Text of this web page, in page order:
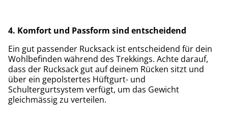
4. Komfort und Passform sind entscheidend
Ein gut passender Rucksack ist entscheidend für dein
Wohlbefinden während des Trekkings. Achte darauf,
dass der Rucksack gut auf deinem Rücken sitzt und
über ein gepolstertes Hüftgurt- und
Schultergurtsystem verfügt, um das Gewicht
gleichmässig zu verteilen.